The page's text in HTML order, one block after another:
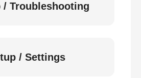
/ Troubleshooting
/ Settings